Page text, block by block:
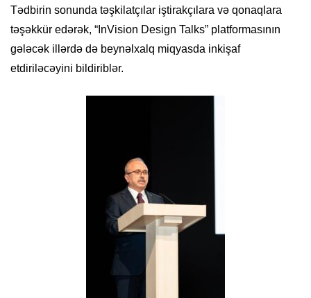
Tədbirin sonunda təşkilatçılar iştirakçılara və qonaqlara
təşəkkür edərək, “InVision Design Talks” platformasının
gələcək illərdə də beynəlxalq miqyasda inkişaf
etdiriləcəyini bildiriblər.